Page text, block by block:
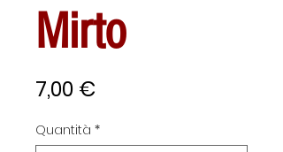
Mirto
7,00 €
Quantità *